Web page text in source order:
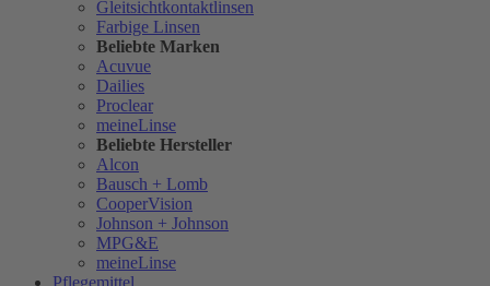
Gleitsichtkontaktlinsen
Farbige Linsen
Beliebte Marken
Acuvue
Dailies
Proclear
meineLinse
Beliebte Hersteller
Alcon
Bausch + Lomb
CooperVision
Johnson + Johnson
MPG&E
meineLinse